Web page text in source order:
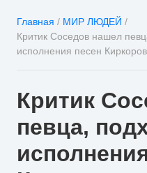
Главная / МИР ЛЮДЕЙ /
Критик Соседов нашел
исполнения песен
Критик
певца,